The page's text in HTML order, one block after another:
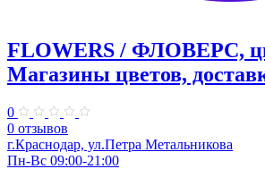
FLOWERS / ФЛОВЕРС,
Магазины цветов,
0
0 отзывов
г.Краснодар, ул.Петра Метальникова
Пн-Вс 09:00-21:00